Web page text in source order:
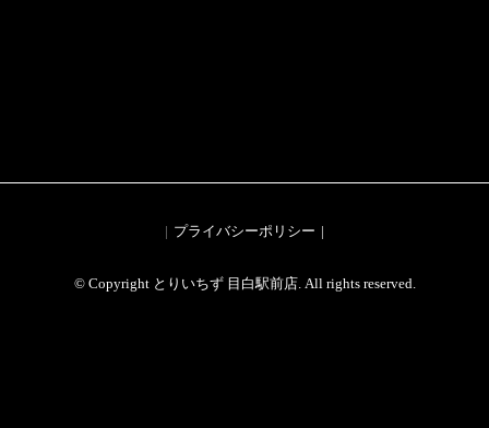
プライバシーポリシー
© Copyright とりいちず 目白駅前店. All rights reserved.